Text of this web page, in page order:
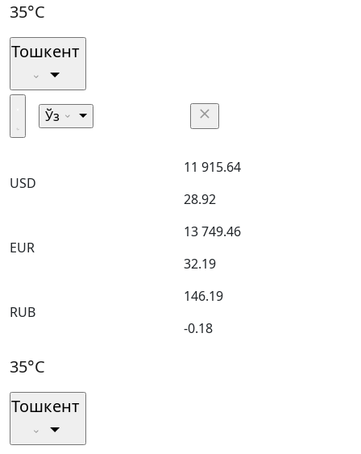
35°C
Тошкент
Ўз
USD
11 915.64
28.92
EUR
13 749.46
32.19
RUB
146.19
-0.18
35°C
Тошкент